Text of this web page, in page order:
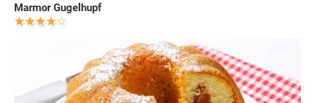
Marmor Gugelhupf